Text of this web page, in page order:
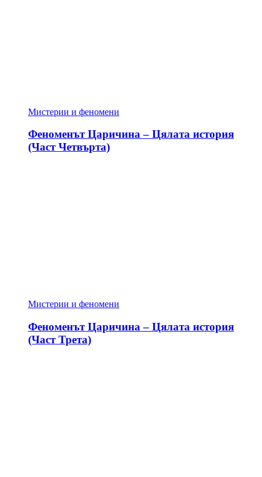
Мистерии и феномени
Феноменът Царичина – Цялата история
(Част Четвърта)
Мистерии и феномени
Феноменът Царичина – Цялата история
(Част Трета)